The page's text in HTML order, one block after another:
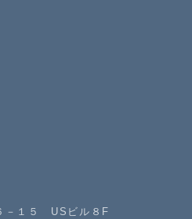
－１５ USビル８F